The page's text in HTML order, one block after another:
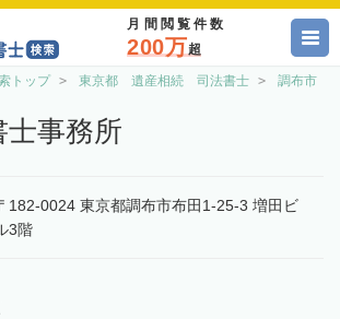
月間閲覧件数
200万超
トップ 東京都 遺産相続 司法書士 調布市
事務所
182-0024 東京都調布市布田1-25-3 増田ビ
3階